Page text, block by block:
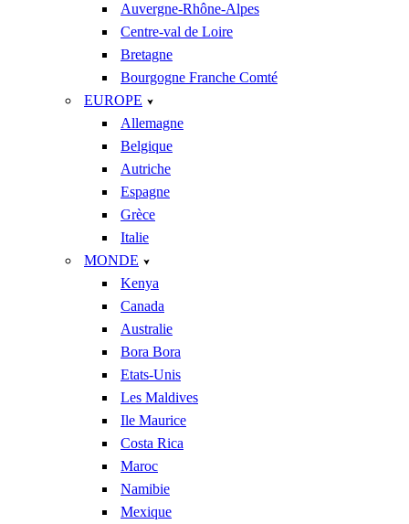
Auvergne-Rhône-Alpes
Centre-val de Loire
Bretagne
Bourgogne Franche Comté
EUROPE
Allemagne
Belgique
Autriche
Espagne
Grèce
Italie
MONDE
Kenya
Canada
Australie
Bora Bora
Etats-Unis
Les Maldives
Ile Maurice
Costa Rica
Maroc
Namibie
Mexique